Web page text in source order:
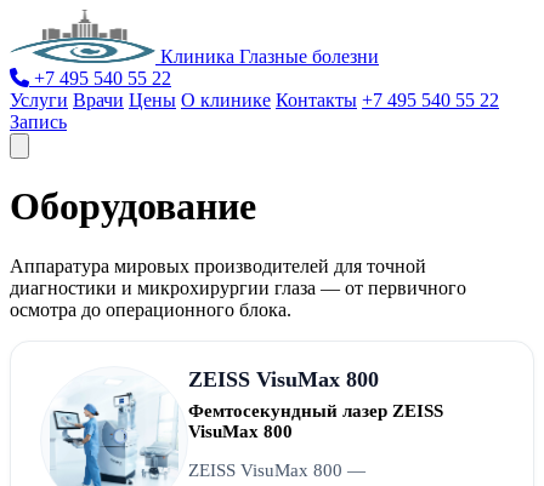
Клиника Глазные болезни
+7 495 540 55 22
Услуги Врачи Цены О клинике Контакты +7 495 540 55 22
Запись
Оборудование
Аппаратура мировых производителей для точной
диагностики и микрохирургии глаза — от первичного
осмотра до операционного блока.
ZEISS VisuMax 800
Фемтосекундный лазер ZEISS
VisuMax 800
ZEISS VisuMax 800 —